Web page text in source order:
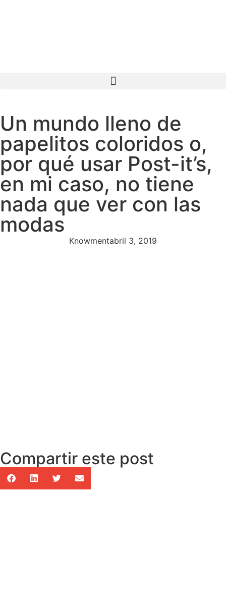
Un mundo lleno de
papelitos coloridos o,
por qué usar Post-it’s,
en mi caso, no tiene
nada que ver con las
modas
Knowmentabril 3, 2019
Compartir este post